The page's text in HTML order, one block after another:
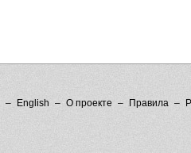
English О проекте Правила